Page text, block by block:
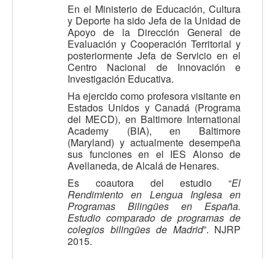
En el Ministerio de Educación, Cultura
y Deporte ha sido Jefa de la Unidad de
Apoyo de la Dirección General de
Evaluación y Cooperación Territorial y
posteriormente Jefa de Servicio en el
Centro Nacional de Innovación e
Investigación Educativa.
Ha ejercido como profesora visitante en
Estados Unidos y Canadá (Programa
del MECD), en Baltimore International
Academy (BIA), en Baltimore
(Maryland) y actualmente desempeña
sus funciones en el IES Alonso de
Avellaneda, de Alcalá de Henares.
Es coautora del estudio “El
Rendimiento en Lengua Inglesa en
Programas Bilingües en España.
Estudio comparado de programas de
colegios bilingües de Madrid”. NJRP
2015.